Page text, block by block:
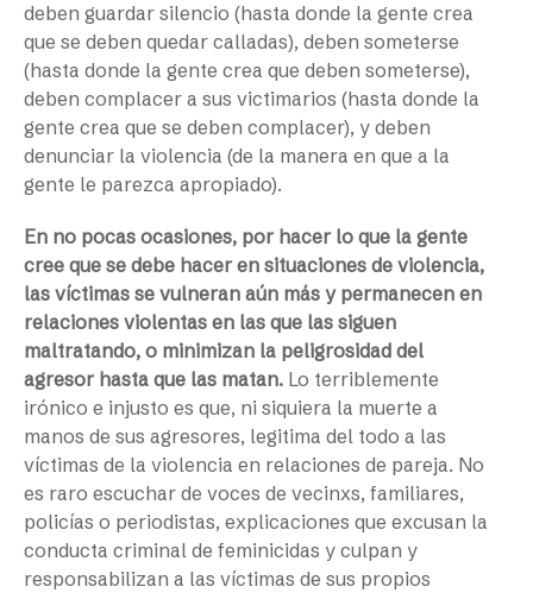
deben guardar silencio (hasta donde la gente crea
que se deben quedar calladas), deben someterse
(hasta donde la gente crea que deben someterse),
deben complacer a sus victimarios (hasta donde la
gente crea que se deben complacer), y deben
denunciar la violencia (de la manera en que a la
gente le parezca apropiado).
En no pocas ocasiones, por hacer lo que la gente
cree que se debe hacer en situaciones de violencia,
las víctimas se vulneran aún más y permanecen en
relaciones violentas en las que las siguen
maltratando, o minimizan la peligrosidad del
agresor hasta que las matan. Lo terriblemente
irónico e injusto es que, ni siquiera la muerte a
manos de sus agresores, legitima del todo a las
víctimas de la violencia en relaciones de pareja. No
es raro escuchar de voces de vecinxs, familiares,
policías o periodistas, explicaciones que excusan la
conducta criminal de feminicidas y culpan y
responsabilizan a las víctimas de sus propios